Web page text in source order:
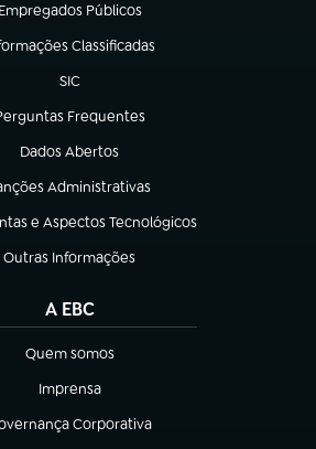
Empregados Públicos
(abre em nova aba)
Classificadas
em nova aba)
SIC
(abre em nova aba)
Frequentes
em nova aba)
Dados Abertos
(abre em nova aba)
Administrativas
em nova aba)
e Aspectos Tecnológicos
nova aba)
Outras Informações
(abre em nova aba)
A EBC
Quem somos
(abre em nova aba)
Imprensa
(abre em nova aba)
Corporativa
em nova aba)